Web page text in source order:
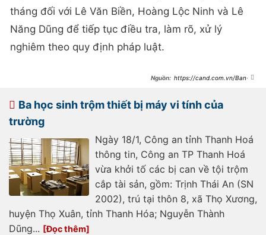
tháng đối với Lê Văn Biền, Hoàng Lộc Ninh và Lê
Năng Dũng để tiếp tục điều tra, làm rõ, xử lý
nghiêm theo quy định pháp luật.
https://cand.com.vn/Ban-
i757248/
Ba học sinh trộm thiết bị máy vi tính của
trường
Ngày 18/1, Công an tỉnh Thanh Hoá
thông tin, Công an TP Thanh Hoá
vừa khởi tố các bị can về tội trộm
cắp tài sản, gồm: Trịnh Thái An (SN
2002), trú tại thôn 8, xã Thọ Xương,
huyện Thọ Xuân, tỉnh Thanh Hóa; Nguyễn Thành
Dũng...